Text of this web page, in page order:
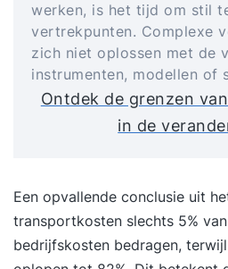
werken, is het tijd om stil
vertrekpunten. Complexe
zich niet oplossen met de
instrumenten, modellen of
Ontdek de grenzen
in de
Een opvallende conclusie uit
transportkosten slechts 5%
bedrijfskosten bedragen,